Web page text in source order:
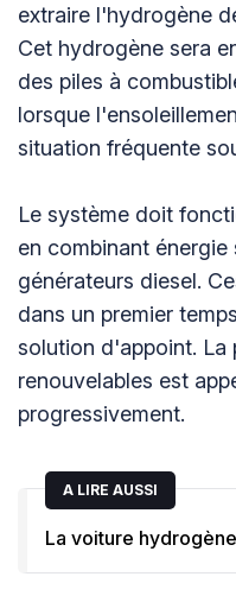
extraire l'hydrogène
Cet hydrogène sera
des piles à
lorsque
situation fréquente
Le système doit
en combinant
générateurs diesel.
dans un premier
solution d'appoint. La
renouvelables est
progressivement.
A LIRE AUSSI
La voiture